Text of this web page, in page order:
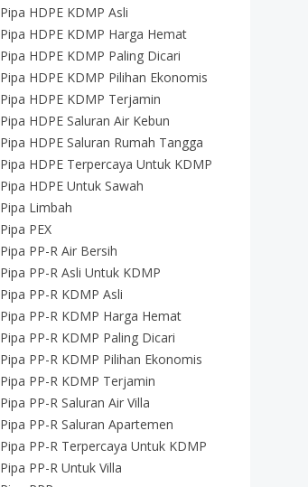
Pipa HDPE KDMP Asli
Pipa HDPE KDMP Harga Hemat
Pipa HDPE KDMP Paling Dicari
Pipa HDPE KDMP Pilihan Ekonomis
Pipa HDPE KDMP Terjamin
Pipa HDPE Saluran Air Kebun
Pipa HDPE Saluran Rumah Tangga
Pipa HDPE Terpercaya Untuk KDMP
Pipa HDPE Untuk Sawah
Pipa Limbah
Pipa PEX
Pipa PP-R Air Bersih
Pipa PP-R Asli Untuk KDMP
Pipa PP-R KDMP Asli
Pipa PP-R KDMP Harga Hemat
Pipa PP-R KDMP Paling Dicari
Pipa PP-R KDMP Pilihan Ekonomis
Pipa PP-R KDMP Terjamin
Pipa PP-R Saluran Air Villa
Pipa PP-R Saluran Apartemen
Pipa PP-R Terpercaya Untuk KDMP
Pipa PP-R Untuk Villa